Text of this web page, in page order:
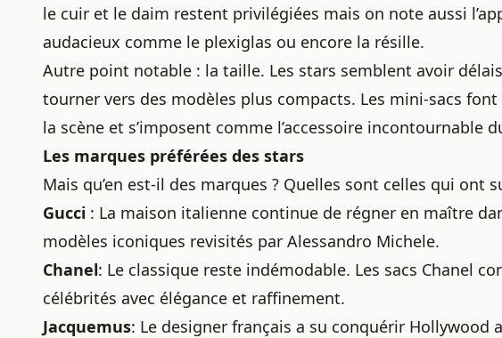
le cuir et le daim restent privilégiées mais on note aussi
audacieux comme le plexiglas ou encore la résille.
Autre point notable : la taille. Les stars semblent avoir
tourner vers des modèles plus compacts. Les mini-sacs
la scène et s’imposent comme l’accessoire incontournable
Les marques préférées des stars
Mais qu’en est-il des marques ? Quelles sont celles qui ont
Gucci : La maison italienne continue de régner en maître
modèles iconiques revisités par Alessandro Michele.
Chanel: Le classique reste indémodable. Les sacs Chanel
célébrités avec élégance et raffinement.
Jacquemus: Le designer français a su conquérir Hollywood